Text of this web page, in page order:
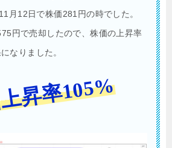
月12日で株価281円の時でした。
円で売却したので、株価の上昇率
なりました。
昇率105%